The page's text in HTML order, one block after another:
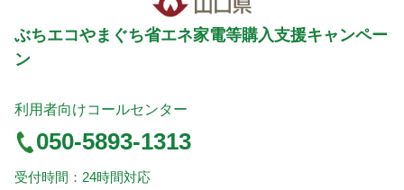
ぶちエコやまぐち省エネ家電等購入支援キャンペー
ン
利用者向けコールセンター
050-5893-1313
受付時間：24時間対応